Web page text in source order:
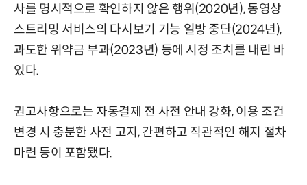
사를 명시적으로 확인하지 않은 행위(2020년), 동영상
스트리밍 서비스의 다시보기 기능 일방 중단(2024년),
과도한 위약금 부과(2023년) 등에 시정 조치를 내린 바
있다.
권고사항으로는 자동결제 전 사전 안내 강화, 이용 조건
변경 시 충분한 사전 고지, 간편하고 직관적인 해지 절차
마련 등이 포함됐다.